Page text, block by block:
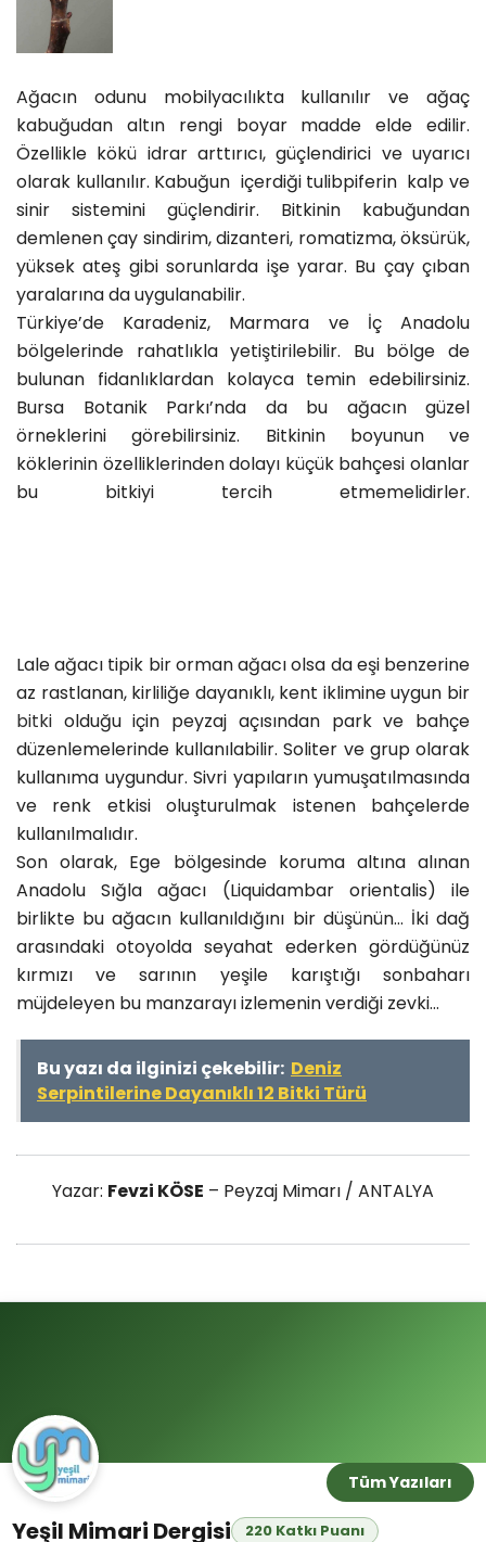
Ağacın odunu mobilyacılıkta kullanılır ve ağaç
kabuğudan altın rengi boyar madde elde edilir.
Özellikle kökü idrar arttırıcı, güçlendirici ve uyarıcı
olarak kullanılır. Kabuğun içerdiği tulibpiferin kalp ve
sinir sistemini güçlendirir. Bitkinin kabuğundan
demlenen çay sindirim, dizanteri, romatizma, öksürük,
yüksek ateş gibi sorunlarda işe yarar. Bu çay çıban
yaralarına da uygulanabilir.
Türkiye’de Karadeniz, Marmara ve İç Anadolu
bölgelerinde rahatlıkla yetiştirilebilir. Bu bölge de
bulunan fidanlıklardan kolayca temin edebilirsiniz.
Bursa Botanik Parkı’nda da bu ağacın güzel
örneklerini görebilirsiniz. Bitkinin boyunun ve
Lale ağacı tipik bir orman ağacı olsa da eşi benzerine
az rastlanan, kirliliğe dayanıklı, kent iklimine uygun bir
bitkiolduğu için peyzaj açısından park ve bahçe
düzenlemelerinde kullanılabilir. Soliter ve grup olarak
kullanıma uygundur. Sivri yapıların yumuşatılmasında
ve renk etkisi oluşturulmak istenen bahçelerde
kullanılmalıdır.
Son olarak, Ege bölgesinde koruma altına alınan
Anadolu Sığla ağacı (Liquidambar orientalis) ile
arasındaki otoyolda seyahat ederken gördüğünüz
kırmızı ve sarının yeşile karıştığı sonbaharı
müjdeleyen bu manzarayı izlemenin verdiği zevki…
Bu yazı da ilginizi çekebilir: Deniz
Serpintilerine Dayanıklı 12 Bitki Türü
Yazar:Fevzi KÖSE– Peyzaj Mimarı / ANTALYA